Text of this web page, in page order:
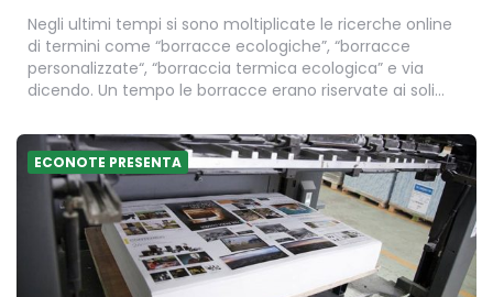
Negli ultimi tempi si sono moltiplicate le ricerche online
di termini come “borracce ecologiche”, “borracce
personalizzate“, “borraccia termica ecologica” e via
dicendo. Un tempo le borracce erano riservate ai soli…
ECONOTE PRESENTA